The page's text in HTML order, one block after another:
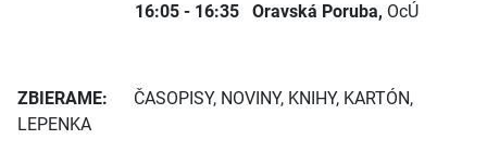
16:05 - 16:35 Oravská Poruba, OcÚ
ZBIERAME: ČASOPISY, NOVINY, KNIHY, KARTÓN,
LEPENKA